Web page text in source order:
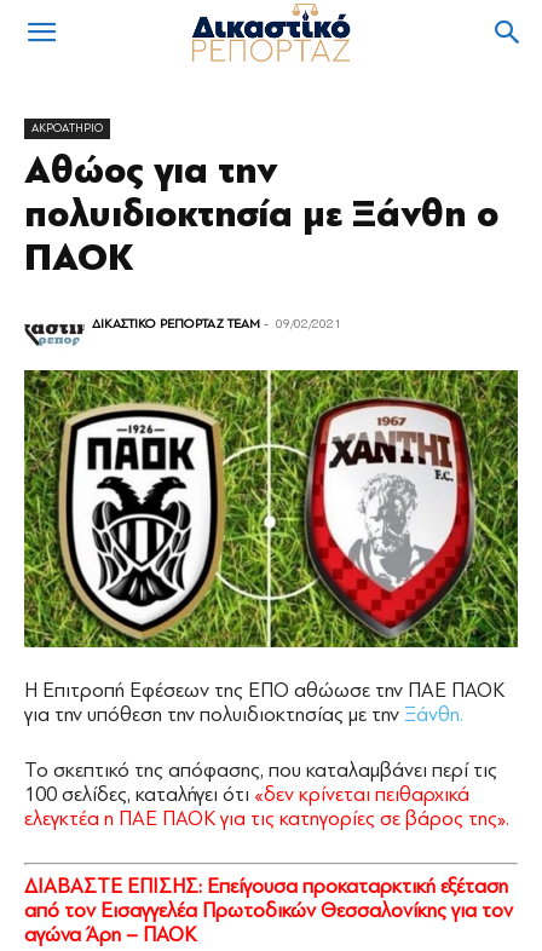
ΑΚΡΟΑΤΗΡΙΟ
Αθώος για την
πολυιδιοκτησία με Ξάνθη ο
ΠΑΟΚ
ΔΙΚΑΣΤΙΚΟ ΡΕΠΟΡΤΑΖ TEAM - 09/02/2021
Η Επιτροπή Εφέσεων της ΕΠΟ αθώωσε την ΠΑΕ ΠΑΟΚ
για την υπόθεση την πολυιδιοκτησίας με την Ξάνθη.
Το σκεπτικό της απόφασης, που καταλαμβάνει περί τις
100 σελίδες, καταλήγει ότι «δεν κρίνεται πειθαρχικά
ελεγκτέα η ΠΑΕ ΠΑΟΚ για τις κατηγορίες σε βάρος της».
ΔΙΑΒΑΣΤΕ ΕΠΙΣΗΣ: Επείγουσα προκαταρκτική εξέταση
από τον Εισαγγελέα Πρωτοδικών Θεσσαλονίκης για τον
αγώνα Άρη – ΠΑΟΚ